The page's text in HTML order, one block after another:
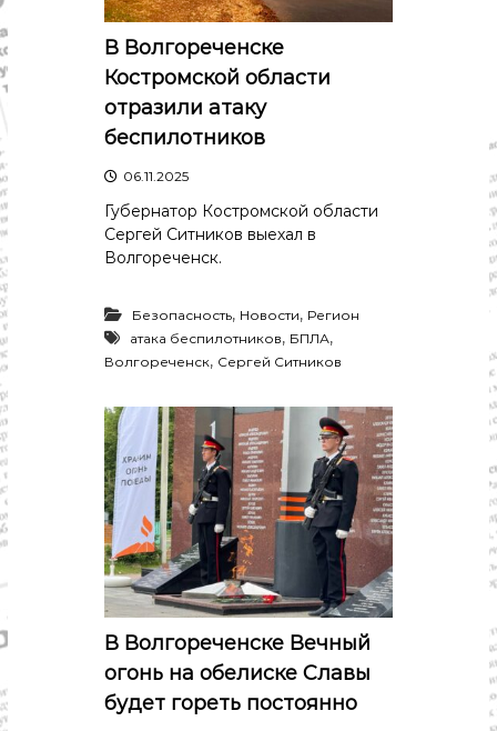
л
с
т
и
.
Н
о
с
т
о
т
к
а
,
э
к
о
н
о
м
и
к
,
к
л
В Волгореченске
Костромской области
отразили атаку
беспилотников
06.11.2025
Губернатор Костромской области
Сергей Ситников выехал в
Волгореченск.
Безопасность, Новости, Регион
атака беспилотников, БПЛА,
Волгореченск, Сергей Ситников
В Волгореченске Вечный
огонь на обелиске Славы
будет гореть постоянно